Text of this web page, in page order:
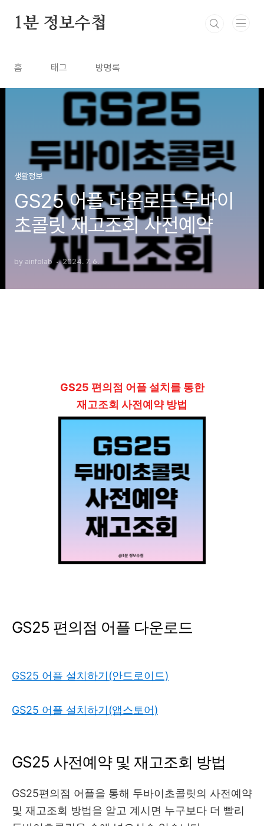
1분 정보수첩
홈 태그 방명록
생활정보
GS25 어플 다운로드 두바이
초콜릿 재고조회 사전예약
by ainfolab 2024. 7. 6.
GS25 편의점 어플 설치를 통한
재고조회 사전예약 방법
GS25 편의점 어플 다운로드
GS25 어플 설치하기(안드로이드)
GS25 어플 설치하기(앱스토어)
GS25 사전예약 및 재고조회 방법
GS25편의점 어플을 통해 두바이초콜릿의 사전예약
및 재고조회 방법을 알고 계시면 누구보다 더 빨리